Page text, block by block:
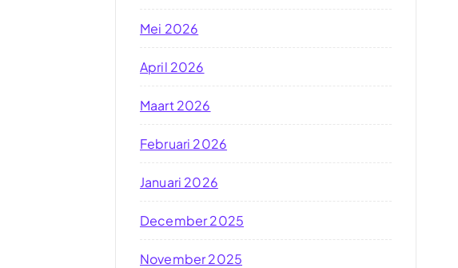
Mei 2026
April 2026
Maart 2026
Februari 2026
Januari 2026
December 2025
November 2025